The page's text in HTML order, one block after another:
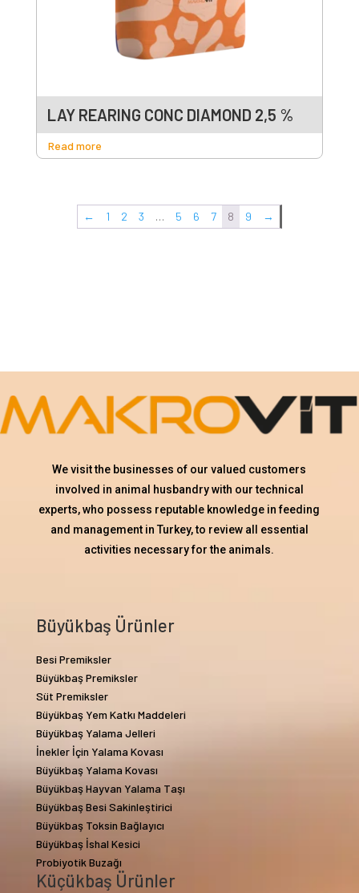
LAY REARING CONC DIAMOND 2,5 %
Read more
← 1 2 3 … 5 6 7 8 9 →
We visit the businesses of our valued customers
involved in animal husbandry with our technical
experts, who possess reputable knowledge in feeding
and management in Turkey, to review all essential
activities necessary for the animals.
Büyükbaş Ürünler
Besi Premiksler
Büyükbaş Premiksler
Süt Premiksler
Büyükbaş Yem Katkı Maddeleri
Büyükbaş Yalama Jelleri
İnekler İçin Yalama Kovası
Büyükbaş Yalama Kovası
Büyükbaş Hayvan Yalama Taşı
Büyükbaş Besi Sakinleştirici
Büyükbaş Toksin Bağlayıcı
Büyükbaş İshal Kesici
Probiyotik Buzağı
Küçükbaş Ürünler